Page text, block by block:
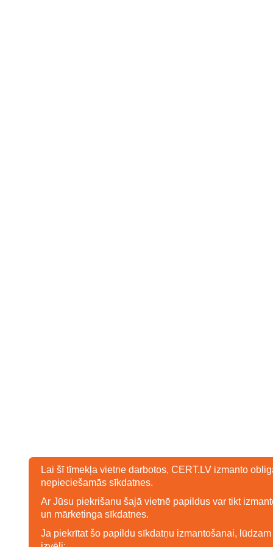
Lai šī tīmekļa vietne darbotos, CERT.LV izmanto
nepieciešamās sīkdatnes.
Ar Jūsu piekrišanu šajā vietnē papildus var tikt
un mārketinga sīkdatnes.
Ja piekrītat šo papildu sīkdatņu izmantošanai,